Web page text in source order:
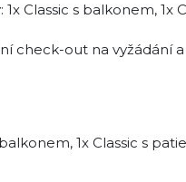
Classic s balkonem, 1x
check-out na vyžádání
1x Classic s